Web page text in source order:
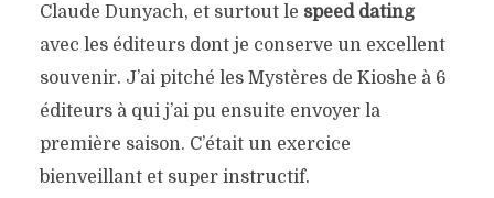
Claude Dunyach, et surtout le speed dating
avec les éditeurs dont je conserve un excellent
souvenir. J’ai pitché les Mystères de Kioshe à 6
éditeurs à qui j’ai pu ensuite envoyer la
première saison. C’était un exercice
bienveillant et super instructif.